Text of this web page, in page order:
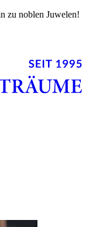
zu noblen Juwelen!